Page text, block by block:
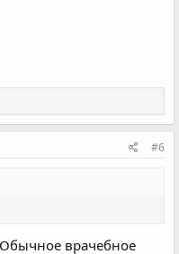
#6
врачебное